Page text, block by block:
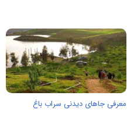
معرفی جاهای دیدنی سراب باغ